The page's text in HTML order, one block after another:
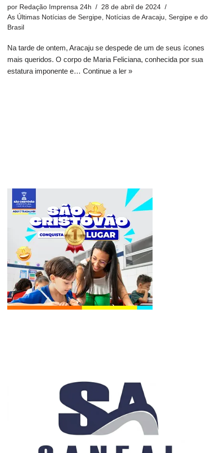
por Redação Imprensa 24h
28 de abril de 2024
As Últimas Notícias de Sergipe
Notícias de Aracaju, Sergipe e do
Brasil
Na tarde de ontem, Aracaju se despede de um de seus ícones
mais queridos. O corpo de Maria Feliciana, conhecida por sua
estatura imponente e… Continue a ler »